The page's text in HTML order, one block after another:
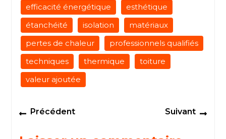
efficacité énergétique
esthétique
étanchéité
isolation
matériaux
pertes de chaleur
professionnels qualifiés
techniques
thermique
toiture
valeur ajoutée
Navigation
de
l’article
PrécédentPrevious
Suivant